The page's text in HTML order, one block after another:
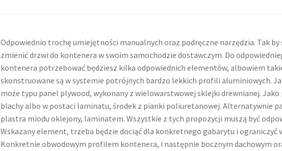
Odpowiednio trochę umiejętności manualnych oraz podręczne narzędzia. Tak
zmienić drzwi do kontenera w swoim samochodzie dostawczym. Do
kontenera potrzebować będziesz kilka odpowiednich elementów, albowiem
skonstruowane są w systemie potrójnych bardzo lekkich profili aluminiowych.
może typu panel plywood, wykonany z wielowarstwowej sklejki drewnianej.
blachy albo w postaci laminatu, środek z pianki poliuretanowej. Alternatywnie
plastra miodu oklejony, laminatem. Wszystkie z tych propozycji muszą być
Wskazany element, trzeba będzie dociąć dla konkretnego gabarytu i ograniczyć
Konkretnie obwodowym profilem kontenera, i następnie bocznym dachowym